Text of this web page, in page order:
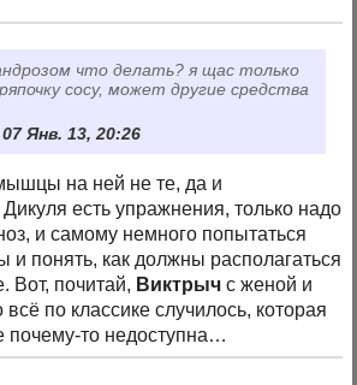
что делать? я щас только
сосу, может другие средства
Янв. 13, 20:26
на ней не те, да и
есть упражнения, только надо
и самому немного попытаться
и понять, как должны располагаться
Вот, почитай, Виктрыч с женой и
всё по классике случилось, которая
почему-то недоступна…